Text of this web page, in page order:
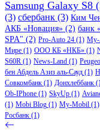
Samsung Galaxy S8
(3) сбербанк (3) Ким
АКБ «Новация» (2) банк
SPA" (2) Pro-Auto 24 (1)
Мире (1) ООО КБ «НКБ» (1)
S60R (1) News-Land (1)
бен Абдель Азиз аль-Сауд (1)
Совкомбанк (1) Донхлеббанк
Ob-IPhone (1) SkyUp (1)
(1) Mobi Blog (1) My-Mobil (1)
Росбанк (1)